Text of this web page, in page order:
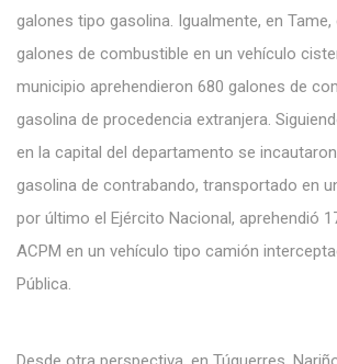
galones tipo gasolina. Igualmente, en
galones de combustible en un vehículo
municipio aprehendieron 680 galones de
gasolina de procedencia extranjera.
en la capital del departamento se
gasolina de contrabando, transportado en
por último el Ejército Nacional, aprehendió
ACPM en un vehículo tipo camión
Pública.